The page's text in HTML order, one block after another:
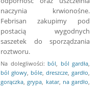
naczynia krwionośne.
Febrisan zakupimy pod
postacią wygodnych
saszetek do sporządzania
roztworu.
Na dolegliwości: ból ból gardła
ból głowy bóle dreszcze gardło
gorączka ,grypa katar, na gardło